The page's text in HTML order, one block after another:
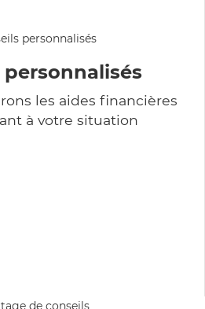
personnalisés
les aides financières
à votre situation